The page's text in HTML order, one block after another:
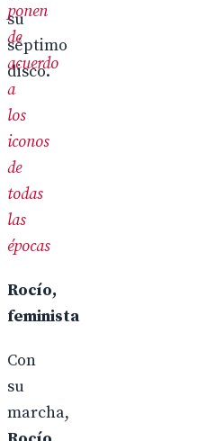
ponen
de
acuerdo
a
los
iconos
de
todas
las
épocas
Rocío,
feminista
Con
su
marcha,